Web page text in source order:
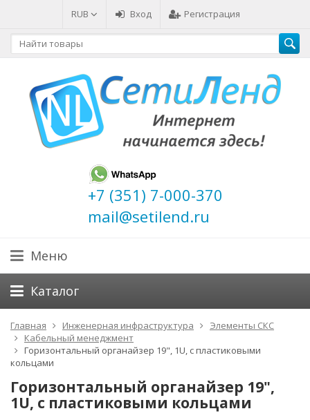
RUB Вход Регистрация
+7 (351) 7-000-370
mail@setilend.ru
Меню
Каталог
Главная Инженерная инфраструктура
Элементы СКС
Кабельный менеджмент
Горизонтальный органайзер 19", 1U, с пластиковыми
кольцами
Горизонтальный органайзер 19",
1U, с пластиковыми кольцами